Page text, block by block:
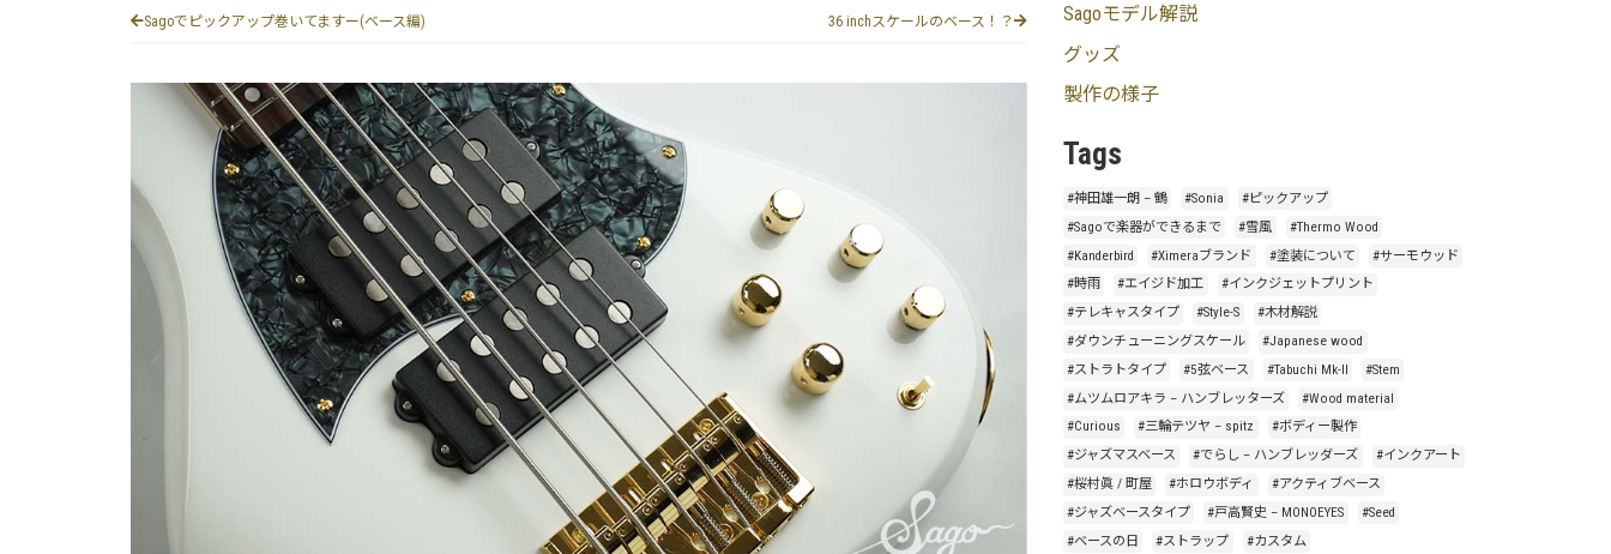
36 inchスケールのベース！？
Sagoでピックアップ巻いてますー(ベース編)
Sagoモデル解説
グッズ
製作の様子
Tags
#神田雄一朗 – 鶴 #Sonia
#ピックアップ
#Sagoで楽器ができるまで
#雪風
#Thermo Wood
#Kanderbird
#Ximeraブランド #塗装について
#サーモウッド
#時雨
#エイジド加工
#インクジェットプリント
#テレキャスタイプ
#Style-S
#木材解説
#ダウンチューニングスケール
#Japanese wood
#ストラトタイプ
#5弦ベース #Tabuchi Mk-II
#Stem
#ムツムロアキラ – ハンブレッターズ
#Wood material
#Curious
#三輪テツヤ – spitz
#ボディー製作
#ジャズマスベース
#でらし – ハンブレッダーズ
#インクアート
#桜村眞 / 町屋
#ホロウボディ
#アクティブベース
#ジャズベースタイプ
#戸高賢史 – MONOEYES
#Seed
#ベースの日
#ストラップ #カスタム